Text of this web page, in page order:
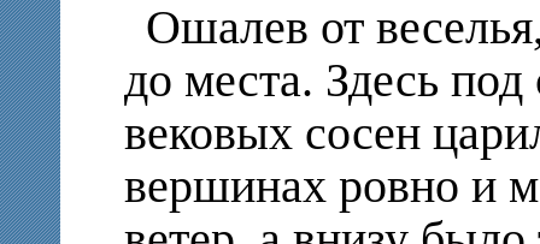
Ошалев от
до места. Здесь
вековых сосен
вершинах ровно и